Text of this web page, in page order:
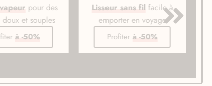
pour des
doux et souples
à -50%
Lisseur sans fil facile à
emporter en voyage
Profiterà -50%